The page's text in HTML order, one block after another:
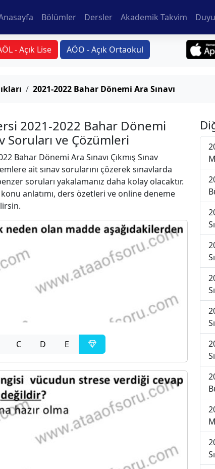
Bölümler Dersler Akademik Takvim
- Açık Lise AÖO - Açık Ortaokul
2021-2022 Bahar Dönemi Ara Sınavı
2021-2022 Bahar Dönemi
Soruları ve Çözümleri
Bahar Dönemi Ara Sınavı Çıkmış Sınav
ait sınav sorularını çözerek sınavlarda
soruları yakalamanız daha kolay olacaktır.
konu anlatımı, ders özetleri ve online deneme
C D E